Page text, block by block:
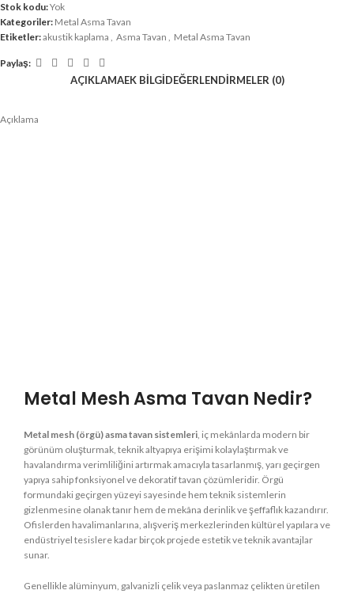
Stok kodu:Yok
Kategoriler: Metal Asma Tavan
Etiketler:akustik kaplama , Asma Tavan , Metal Asma Tavan
Paylaş:
AÇIKLAMAEK BILGIDEĞERLENDIRMELER (0)
Açıklama
Metal Mesh Asma Tavan Nedir?
Metal mesh (örgü) asma tavan sistemleri, iç mekânlarda modern bir
görünüm oluşturmak, teknik altyapıya erişimi kolaylaştırmak ve
havalandırma verimliliğini artırmak amacıyla tasarlanmış, yarı geçirgen
yapıya sahip fonksiyonel ve dekoratif tavan çözümleridir. Örgü
formundaki geçirgen yüzeyi sayesinde hem teknik sistemlerin
gizlenmesine olanak tanır hem de mekâna derinlik ve şeffaflık kazandırır.
Ofislerden havalimanlarına, alışveriş merkezlerinden kültürel yapılara ve
endüstriyel tesislere kadar birçok projede estetik ve teknik avantajlar
sunar.
Genellikle alüminyum, galvanizli çelik veya paslanmaz çelikten üretilen